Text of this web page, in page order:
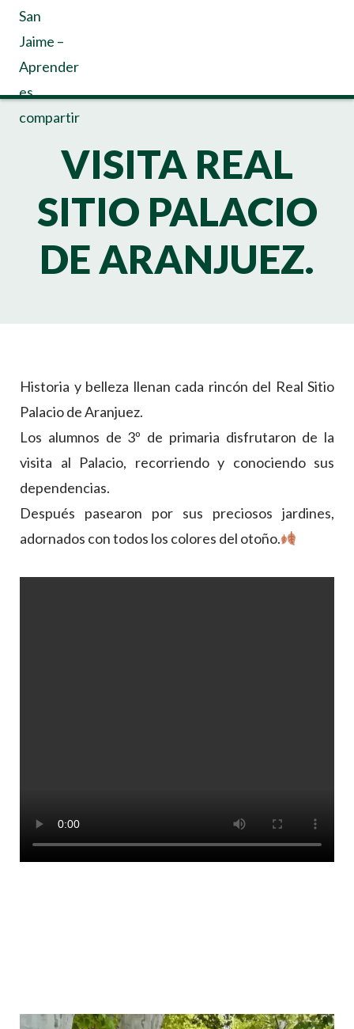
VISITA REAL
SITIO PALACIO
DE ARANJUEZ.
Historia y belleza llenan cada rincón del Real Sitio
Palacio de Aranjuez.
Los alumnos de 3º de primaria disfrutaron de la
visita al Palacio, recorriendo y conociendo sus
dependencias.
Después pasearon por sus preciosos jardines,
adornados con todos los colores del otoño.